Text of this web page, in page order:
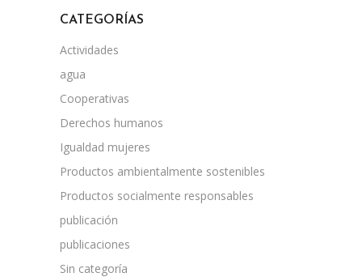
CATEGORÍAS
Actividades
agua
Cooperativas
Derechos humanos
Igualdad mujeres
Productos ambientalmente sostenibles
Productos socialmente responsables
publicación
publicaciones
Sin categoría